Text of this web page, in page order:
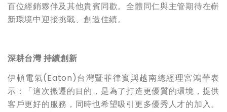
百位經銷夥伴及其他貴賓同歡。全體同仁與主管期待在嶄
新環境中迎接挑戰、創造佳績。
深耕台灣持續創新
伊頓電氣(Eaton)台灣暨菲律賓與越南總經理宮鴻華表
示：「這次搬遷的目的，是為了打造更優質的環境，提供
客戶更好的服務，同時也希望吸引更多優秀人才的加入。